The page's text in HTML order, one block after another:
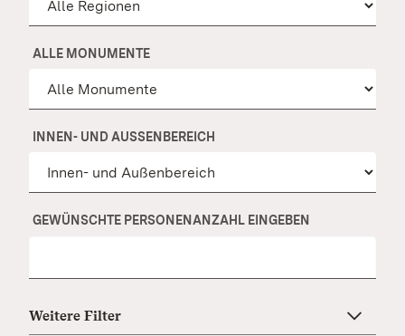
ALLE MONUMENTE
INNEN- UND AUSSENBEREICH
GEWÜNSCHTE PERSONENANZAHL EINGEBEN
Weitere Filter